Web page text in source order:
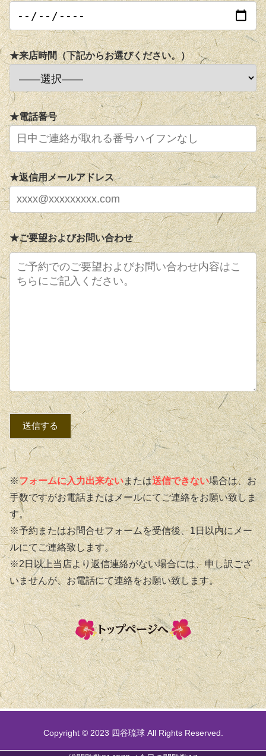
★来店時間（下記からお選びください。）
★電話番号
★返信用メールアドレス
★ご要望およびお問い合わせ
※フォームに入力出来ないまたは送信できない場合は、お
手数ですがお電話またはメールにてご連絡をお願い致しま
す。
※予約またはお問合せフォームを受信後、1日以内にメー
ルにてご連絡致します。
※2日以上当店より返信連絡がない場合には、申し訳ござ
いませんが、お電話にて連絡をお願い致します。
Copyright © 2023 四谷琉球 All Rights Reserved.